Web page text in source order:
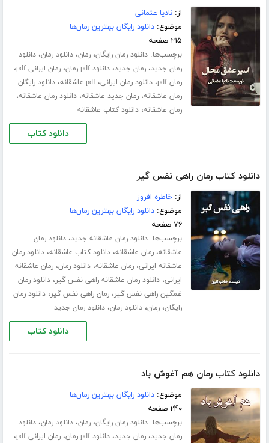
از:نادیا عثمانی
موضوع:دانلود رایگان بهترین رمان‌ها
۲۱۵ صفحه
برچسب‌ها:دانلود رمان رایگان،رمان،دانلود رمان،دانلود
رمان جدید،رمان جدید،دانلود pdf رمان ،رمان ایرانی pdf ،
رمان pdf ،دانلود رمان ایرانی،pdf عاشقانه ،دانلود رایگان
رمان عاشقانه،رمان جدید عاشقانه،دانلود رمان عاشقانه،
رمان عاشقانه،دانلود کتاب عاشقانه
دانلود کتاب
دانلود کتاب رمان راهی نفس گیر
از:خاطره افروز
موضوع:دانلود رایگان بهترین رمان‌ها
۷۶ صفحه
برچسب‌ها:دانلود رمان عاشقانه جدید،دانلود رمان
عاشقانه،رمان عاشقانه،دانلود کتاب عاشقانه،دانلود رمان
عاشقانه ایرانی،رمان عاشقانه،دانلود رمان،رمان عاشقانه
ایرانی،دانلود رمان عاشقانه راهی نفس گیر،دانلود رمان
غمگین راهی نفس گیر،رمان راهی نفس گیر،دانلود رمان
رایگان،رمان،دانلود رمان،دانلود رمان جدید
دانلود کتاب
دانلود کتاب رمان هم آغوش باد
موضوع:دانلود رایگان بهترین رمان‌ها
۲۴۰ صفحه
برچسب‌ها:دانلود رمان رایگان،رمان،دانلود رمان،دانلود
رمان جدید،رمان جدید،دانلود pdf رمان ،رمان ایرانی pdf ،